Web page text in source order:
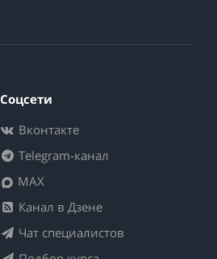
Соцсети
Вконтакте
Telegram-канал
MAX
Канал в Дзене
Чат специалистов